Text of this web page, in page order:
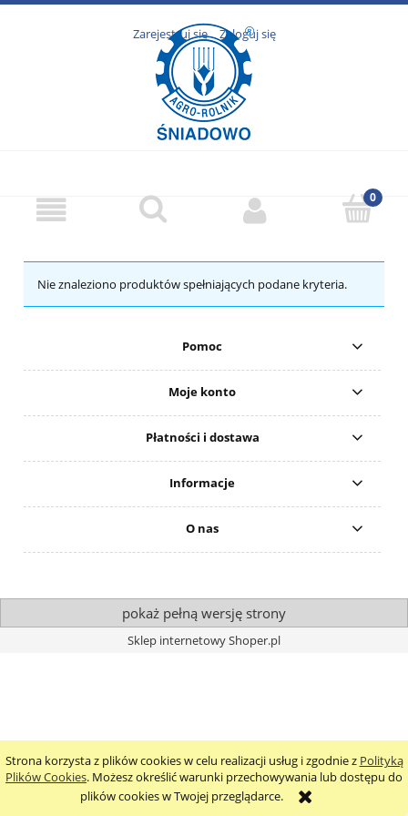
Strona korzysta z plików cookies w celu realizacji usług i zgodnie z Polityką
Plików Cookies. Możesz określić warunki przechowywania lub dostępu do
plików cookies w Twojej przeglądarce.
Zarejestruj się Zaloguj się
Nie znaleziono produktów spełniających podane kryteria.
Pomoc
Moje konto
Płatności i dostawa
Informacje
O nas
pokaż pełną wersję strony
Sklep internetowy Shoper.pl